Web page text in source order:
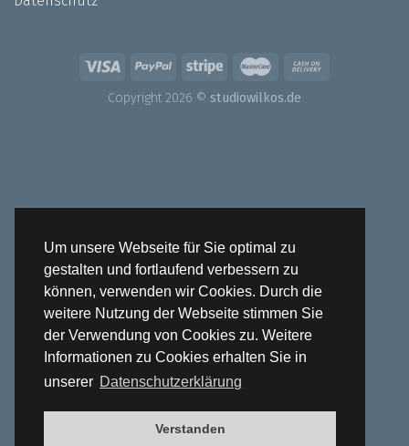
Um unsere Webseite für Sie optimal zu
gestalten und fortlaufend verbessern zu
können, verwenden wir Cookies. Durch die
weitere Nutzung der Webseite stimmen Sie
der Verwendung von Cookies zu. Weitere
Informationen zu Cookies erhalten Sie in
unserer Datenschutzerklärung
Verstanden
Copyright 2026 © studiowilkos.de